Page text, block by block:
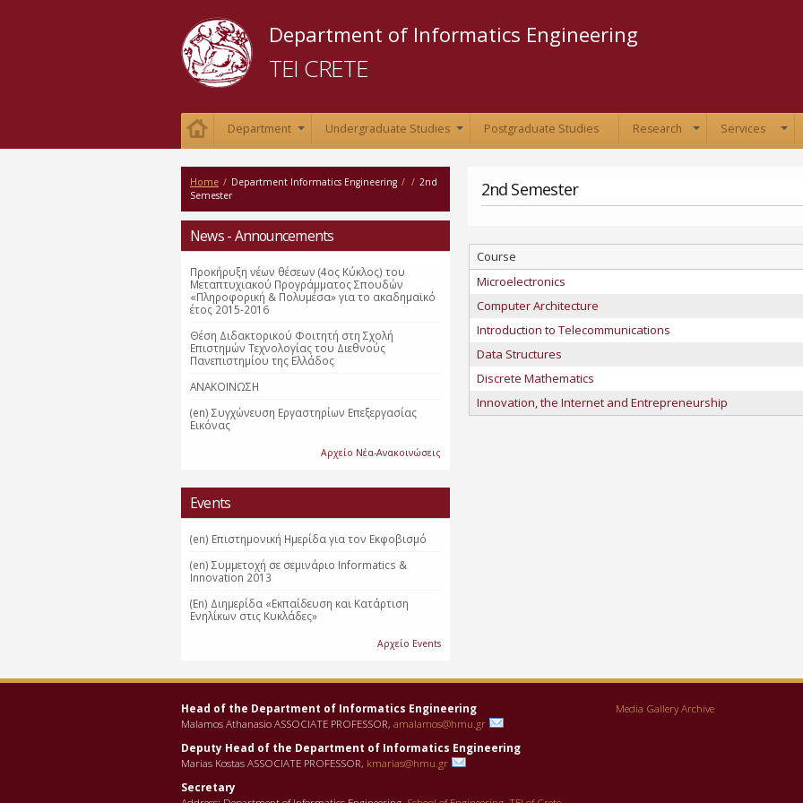
main
content
Department of Informatics Engineering
TEI CRETE
Department Undergraduate Studies Postgraduate Studies Research Services
Home / Department Informatics Engineering / / 2nd
Semester
News - Announcements
Προκήρυξη νέων θέσεων (4ος Κύκλος) του
Μεταπτυχιακού Προγράμματος Σπουδών
«Πληροφορική & Πολυμέσα» για το ακαδημαϊκό
έτος 2015-2016
Θέση Διδακτορικού Φοιτητή στη Σχολή
Επιστημών Τεχνολογίας του Διεθνούς
Πανεπιστημίου της Ελλάδος
ΑΝΑΚΟΙΝΩΣΗ
(en) Συγχώνευση Εργαστηρίων Επεξεργασίας
Εικόνας
Αρχείο Νέα-Ανακοινώσεις
Events
(en) Επιστημονική Ημερίδα για τον Εκφοβισμό
(en) Συμμετοχή σε σεμινάριο Informatics &
Innovation 2013
(En) Διημερίδα «Εκπαίδευση και Κατάρτιση
Ενηλίκων στις Κυκλάδες»
Αρχείο Events
2nd Semester
Course
Microelectronics
Computer Architecture
Introduction to Telecommunications
Data Structures
Discrete Mathematics
Innovation, the Internet and Entrepreneurship
Head of the Department οf Informatics Engineering
Malamos Athanasio ASSOCIATE PROFESSOR, amalamos@hmu.gr
Deputy Head of the Department οf Informatics Engineering
Marias Kostas ASSOCIATE PROFESSOR, kmarias@hmu.gr
Secretary
Media Gallery Archive